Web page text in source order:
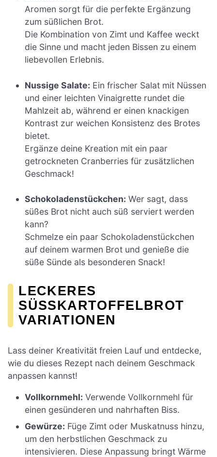
Aromen sorgt für die perfekte Ergänzung
zum süßlichen Brot.
Die Kombination von Zimt und Kaffee weckt
die Sinne und macht jeden Bissen zu einem
liebevollen Erlebnis.
Nussige Salate: Ein frischer Salat mit Nüssen
und einer leichten Vinaigrette rundet die
Mahlzeit ab, während er einen knackigen
Kontrast zur weichen Konsistenz des Brotes
bietet.
Ergänze deine Kreation mit ein paar
getrockneten Cranberries für zusätzlichen
Geschmack!
Schokoladenstückchen: Wer sagt, dass
süßes Brot nicht auch süß serviert werden
kann?
Schmelze ein paar Schokoladenstückchen
auf deinem warmen Brot und genieße die
süße Sünde als besonderen Snack!
LECKERES
SÜSSKARTOFFELBROT V
ARIATIONEN
Lass deiner Kreativität freien Lauf und entdecke,
wie du dieses Rezept nach deinem Geschmack
anpassen kannst!
Vollkornmehl: Verwende Vollkornmehl für
einen gesünderen und nahrhaften Biss.
Gewürze: Füge Zimt oder Muskatnuss hinzu,
um den herbstlichen Geschmack zu
intensivieren. Diese Anpassung bringt Wärme